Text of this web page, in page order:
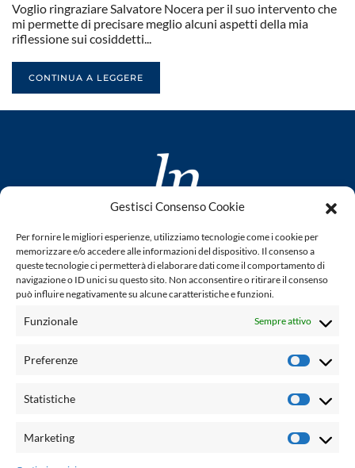
Gestisci Consenso Cookie
Per fornire le migliori esperienze, utilizziamo tecnologie come i cookie per
memorizzare e/o accedere alle informazioni del dispositivo. Il consenso a
queste tecnologie ci permetterà di elaborare dati come il comportamento di
navigazione o ID unici su questo sito. Non acconsentire o ritirare il consenso
può influire negativamente su alcune caratteristiche e funzioni.
Funzionale Sempre attivo
Preferenze
Statistiche
Marketing
Voglio ringraziare Salvatore Nocera per il suo intervento che
mi permette di precisare meglio alcuni aspetti della mia
riflessione sui cosiddetti...
CONTINUA A LEGGERE
www.laletteraturaenoi.it
fondato da Romano Luperini
Questo blog non rappresenta una testata giornalistica in
quanto viene aggiornato senza alcuna periodicità. Non può
legge n° 62 del 7.03.2001. L'autore non è responsabile per
email: